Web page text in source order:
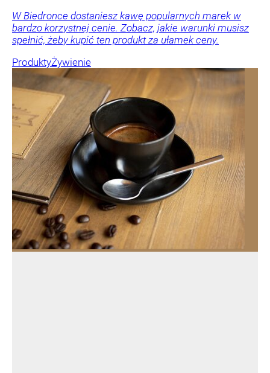
W Biedronce dostaniesz kawę popularnych marek w
bardzo korzystnej cenie. Zobacz, jakie warunki musisz
spełnić, żeby kupić ten produkt za ułamek ceny.
ProduktyŻywienie